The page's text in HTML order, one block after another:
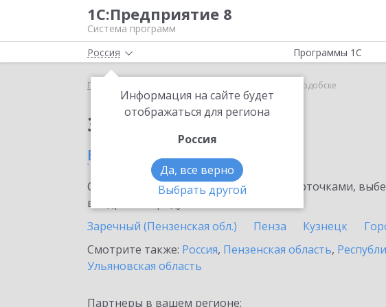
1С:Предприятие 8
Система программ
Россия
Информация на сайте будет
отображаться для региона
Россия
Да, все верно
Выбрать другой
Программы 1С
Главная 1С:Линк в Сердобске
Заказать 1С:Линк
в Сердобске
Ознакомьтесь с информационными карточками,
внедрение продукта.
Заречный (Пензенская обл.)
Пенза Кузнецк
Смотрите также: Россия, Пензенская область,
Ульяновская область
Партнеры в вашем регионе: